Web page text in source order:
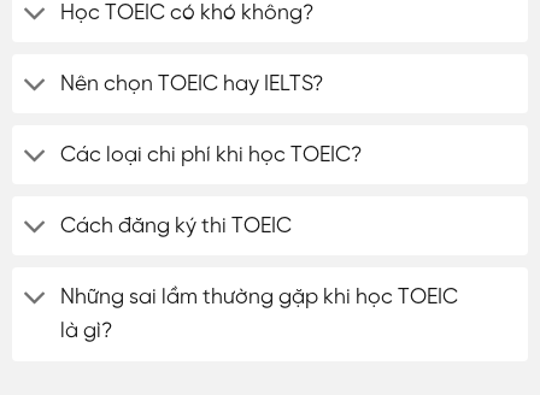
Học TOEIC có khó không?
Nên chọn TOEIC hay IELTS?
Các loại chi phí khi học TOEIC?
Cách đăng ký thi TOEIC
Những sai lầm thường gặp khi học TOEIC
là gì?